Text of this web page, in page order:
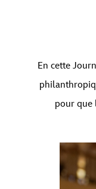
En cette
pour que